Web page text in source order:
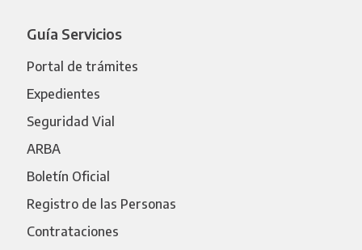
Guía Servicios
Portal de trámites
Expedientes
Seguridad Vial
ARBA
Boletín Oficial
Registro de las Personas
Contrataciones